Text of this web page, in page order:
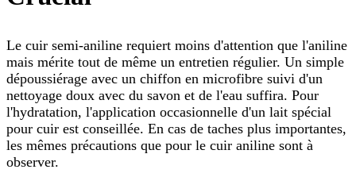
Le cuir semi-aniline requiert moins d'attention que l'aniline
mais mérite tout de même un entretien régulier. Un simple
dépoussiérage avec un chiffon en microfibre suivi d'un
nettoyage doux avec du savon et de l'eau suffira. Pour
l'hydratation, l'application occasionnelle d'un lait spécial
pour cuir est conseillée. En cas de taches plus importantes,
les mêmes précautions que pour le cuir aniline sont à
observer.